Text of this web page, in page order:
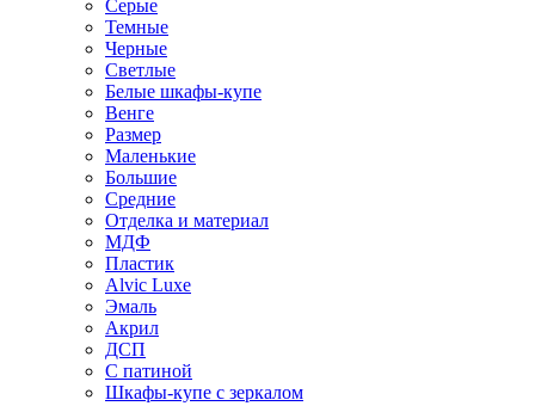
Серые
Темные
Черные
Светлые
Белые шкафы-купе
Венге
Размер
Маленькие
Большие
Средние
Отделка и материал
МДФ
Пластик
Alvic Luxe
Эмаль
Акрил
ДСП
С патиной
Шкафы-купе с зеркалом